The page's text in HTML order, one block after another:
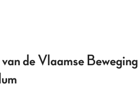
de Vlaamse Beweging